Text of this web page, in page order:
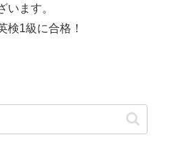
います。